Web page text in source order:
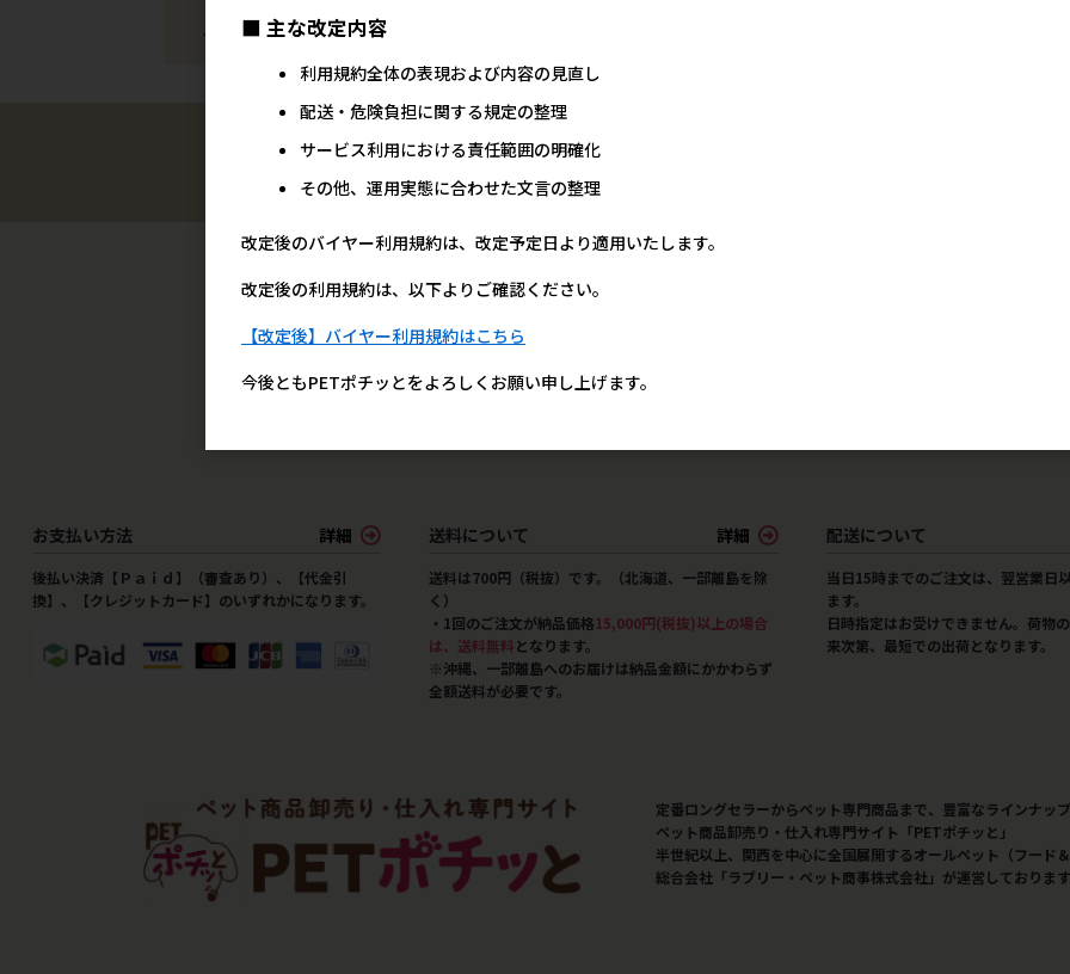
昆虫用品
ご利用について 配送・送料 よくあるご質問
お支払い方法 詳細
後払い決済【Ｐａｉｄ】（審査あり）、【代金引
換】、【クレジットカード】のいずれかになります。
送料について 詳細
送料は700円（税抜）です。（北海道、一部離島を除
く）
・1回のご注文が納品価格15,000円(税抜)以上の場合
は、送料無料となります。
※沖縄、一部離島へのお届けは納品金額にかかわらず
全額送料が必要です。
配送について
当日15時までのご注文は、翌営業日
ます。
日時指定はお受けできません。荷物
来次第、最短での出荷となります。
定番ロングセラーからペット専門商品まで、豊富なラインナップ
ペット商品卸売り・仕入れ専門サイト「PETポチッと」
半世紀以上、関西を中心に全国展開するオールペット（フード＆
総合会社「ラブリー・ペット商事株式会社」が運営しております
■ 主な改定内容
利用規約全体の表現および内容の見直し
配送・危険負担に関する規定の整理
サービス利用における責任範囲の明確化
その他、運用実態に合わせた文言の整理
改定後のバイヤー利用規約は、改定予定日より適用いたします。
改定後の利用規約は、以下よりご確認ください。
【改定後】バイヤー利用規約はこちら
今後ともPETポチッとをよろしくお願い申し上げます。